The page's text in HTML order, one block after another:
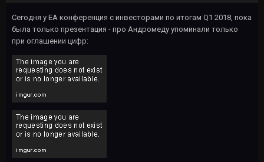
Сегодня у EA конференция с инвесторами по итогам Q1 2018, пока
была только презентация - про Андромеду упоминали только
при оглашении цифр: